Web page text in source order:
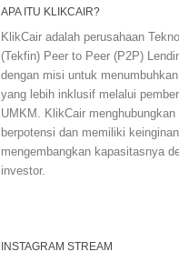
APA ITU KLIKCAIR?
KlikCair adalah perusahaan
(Tekfin) Peer to Peer (P2P)
dengan misi untuk
yang lebih inklusif melalui
UMKM. KlikCair
berpotensi dan memiliki
mengembangkan kapasitasnya
investor.
INSTAGRAM STREAM